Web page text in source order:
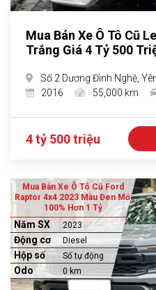
Mua Bán Xe Ô Tô Cũ
Trắng Giá 4 Tỷ 500
Số 2 Dương Đình Nghệ,
2016
55,000 km
4 tỷ 500 triệu
Mua Bán Xe Ô Tô Cũ Ford
Raptor 4x4 2023 Màu Đen Mới
100% Hơn 1 Tỷ
Năm SX 2023
Động cơ Diesel
Hộp số Số tự động
Odo 0 km